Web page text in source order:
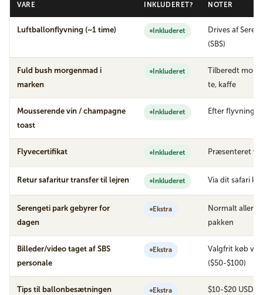
VARE INKLUDERET? NOTER
Luftballonflyvning (~1 time) Inkluderet
Drives af
(SBS)
Fuld bush morgenmad i
marken
Inkluderet
Tilberedt
te, kaffe
Mousserende vin / champagne
toast
Inkluderet Efter flyvning
Flyvecertifikat Inkluderet Præsenteret
Retur safaritur transfer til lejren Inkluderet Via dit safari
Serengeti park gebyrer for
dagen
Ekstra
Normalt
pakken
Billeder/video taget af SBS
personale
Ekstra
Valgfrit køb
($50-$100)
Tips til ballonbesætningen Ekstra $10-$20 USD